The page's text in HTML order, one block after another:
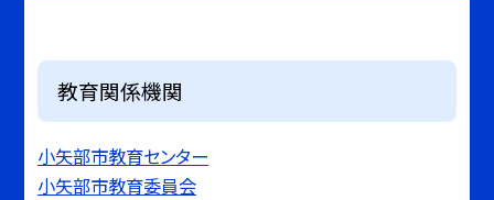
教育関係機関
小矢部市教育センター
小矢部市教育委員会